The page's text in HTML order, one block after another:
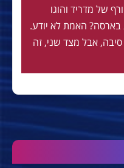
של מדריד והוגו
האמת לא יודע.
אבל מצד שני, זה